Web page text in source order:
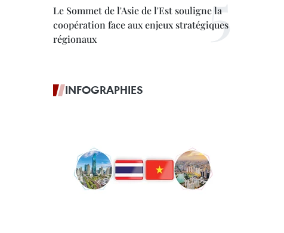
Le Sommet de l'Asie de l'Est souligne la
coopération face aux enjeux stratégiques
régionaux
INFOGRAPHIES